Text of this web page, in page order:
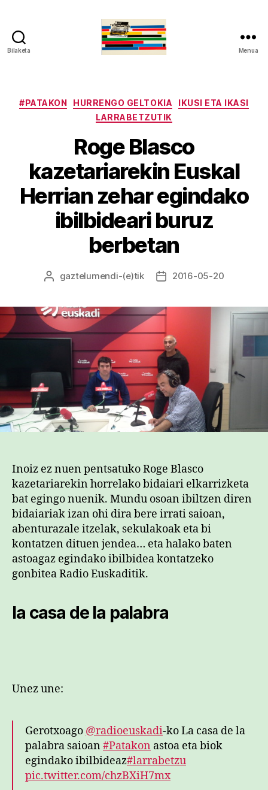
Bilaketa Menua
Kategoriak
#PATAKON HURRENGO GELTOKIA
IKUSI ETA IKASI
LARRABETZUTIK
Roge Blasco
kazetariarekin Euskal
Herrian zehar egindako
ibilbideari buruz
berbetan
Argitalpenaren
gaztelumendi-(e)tik
Argitalpenaren
2016-05-20
Inoiz ez nuen pentsatuko Roge Blasco
kazetariarekin horrelako bidaiari elkarrizketa
bat egingo nuenik. Mundu osoan ibiltzen diren
bidaiariak izan ohi dira bere irrati saioan,
abenturazale itzelak, sekulakoak eta bi
kontatzen dituen jendea… eta halako baten
astoagaz egindako ibilbidea kontatzeko
gonbitea Radio Euskaditik.
la casa de la palabra
Unez une:
Gerotxoago @radioeuskadi-ko La casa de la
palabra saioan#Patakon astoa eta biok
egindako ibilbideaz#larrabetzu
pic.twitter.com/chzBXiH7mx